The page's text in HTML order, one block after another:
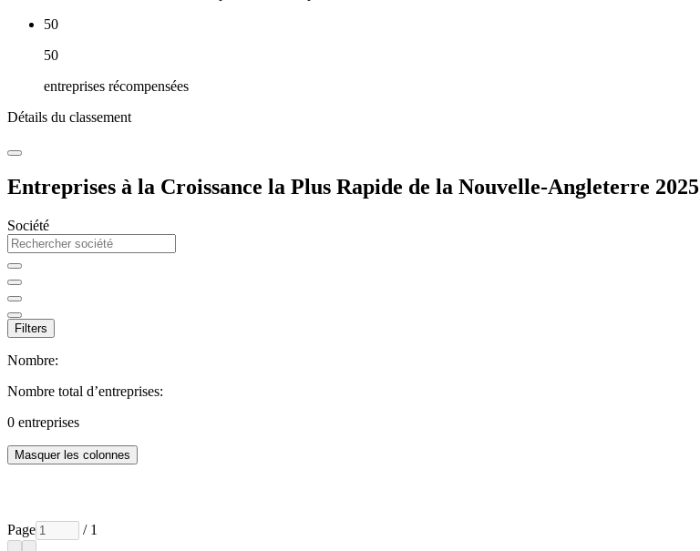
50
50
entreprises récompensées
Détails du classement
Entreprises à la Croissance la Plus Rapide de la Nouvelle-Angleterre 2025
Société
Filters
Nombre:
Nombre total d’entreprises:
0 entreprises
Masquer les colonnes
Page / 1